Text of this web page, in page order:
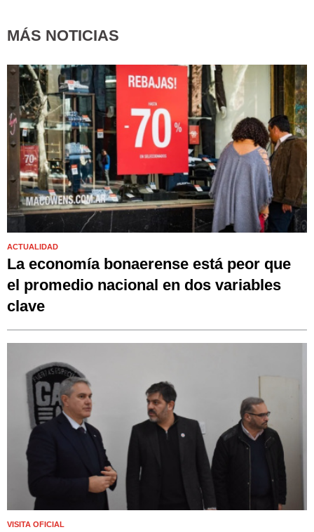
MÁS NOTICIAS
ACTUALIDAD
La economía bonaerense está peor que
el promedio nacional en dos variables
clave
VISITA OFICIAL